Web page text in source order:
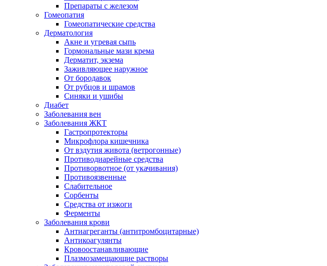
Препараты с железом
Гомеопатия
Гомеопатические средства
Дерматология
Акне и угревая сыпь
Гормональные мази крема
Дерматит, экзема
Заживляющее наружное
От бородавок
От рубцов и шрамов
Синяки и ушибы
Диабет
Заболевания вен
Заболевания ЖКТ
Гастропротекторы
Микрофлора кишечника
От вздутия живота (ветрогонные)
Противодиарейные средства
Противорвотное (от укачивания)
Противоязвенные
Слабительное
Сорбенты
Средства от изжоги
Ферменты
Заболевания крови
Антиагреганты (антитромбоцитарные)
Антикоагулянты
Кровоостанавливающие
Плазмозамещающие растворы